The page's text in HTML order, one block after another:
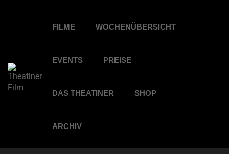
FILME WOCHENÜBERSICHT
EVENTS PREISE
DAS THEATINER SHOP
ARCHIV